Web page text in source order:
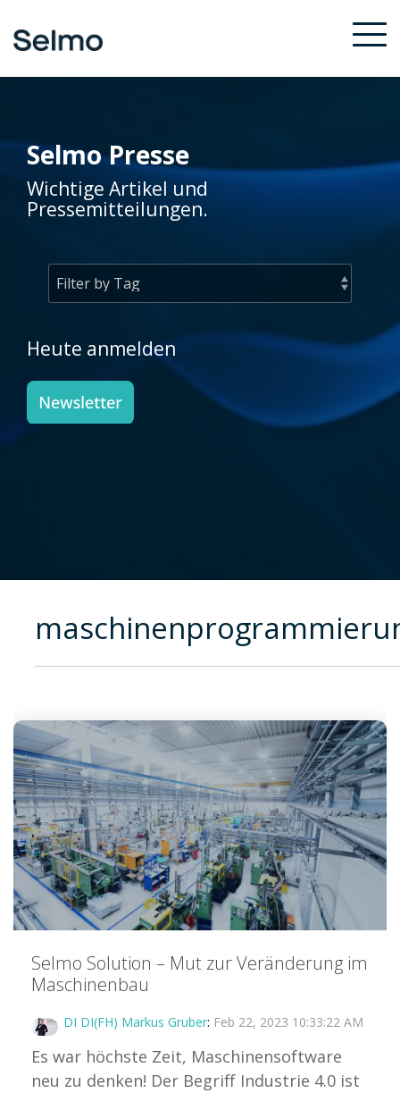
to
the
main
Selmo Presse
Wichtige Artikel und
Pressemitteilungen.
Heute anmelden
Selmo Solution – Mut zur Veränderung im
Maschinenbau
DI DI(FH) Markus Gruber: Feb 22, 2023 10:33:22 AM
Es war höchste Zeit, Maschinensoftware
neu zu denken! Der Begriff Industrie 4.0 ist